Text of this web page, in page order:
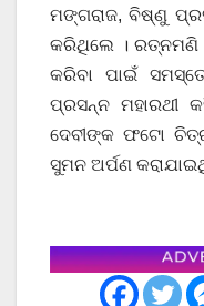
ମଙ୍ଗରାଜ, ବିଷ୍ଣୁ
କରିଥିଲେ । ରତ୍ନମଣି
କରିବା ପାଇଁ
ପ୍ରସନ୍ନ ମହାରଥୀ
ଦେବୀଙ୍କ ଫଟୋ
ସୁମନ ଅର୍ପଣ